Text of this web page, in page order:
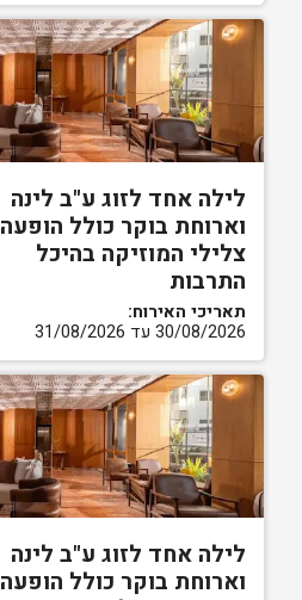
לילה אחד לזוג ע"ב לינה
וארוחת בוקר כולל הופעה
צלילי המוזיקה בהיכל
התרבות
תאריכי האירוח:
30/08/2026 עד 31/08/2026
לילה אחד לזוג ע"ב לינה
וארוחת בוקר כולל הופעה